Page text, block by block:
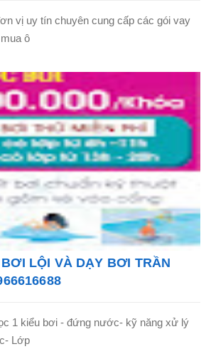
vị uy tín chuyên cung cấp các gói vay
ô
LỘI VÀ DẠY BƠI TRẦN
1 kiểu bơi - đứng nước- kỹ năng xử lý
Lớp